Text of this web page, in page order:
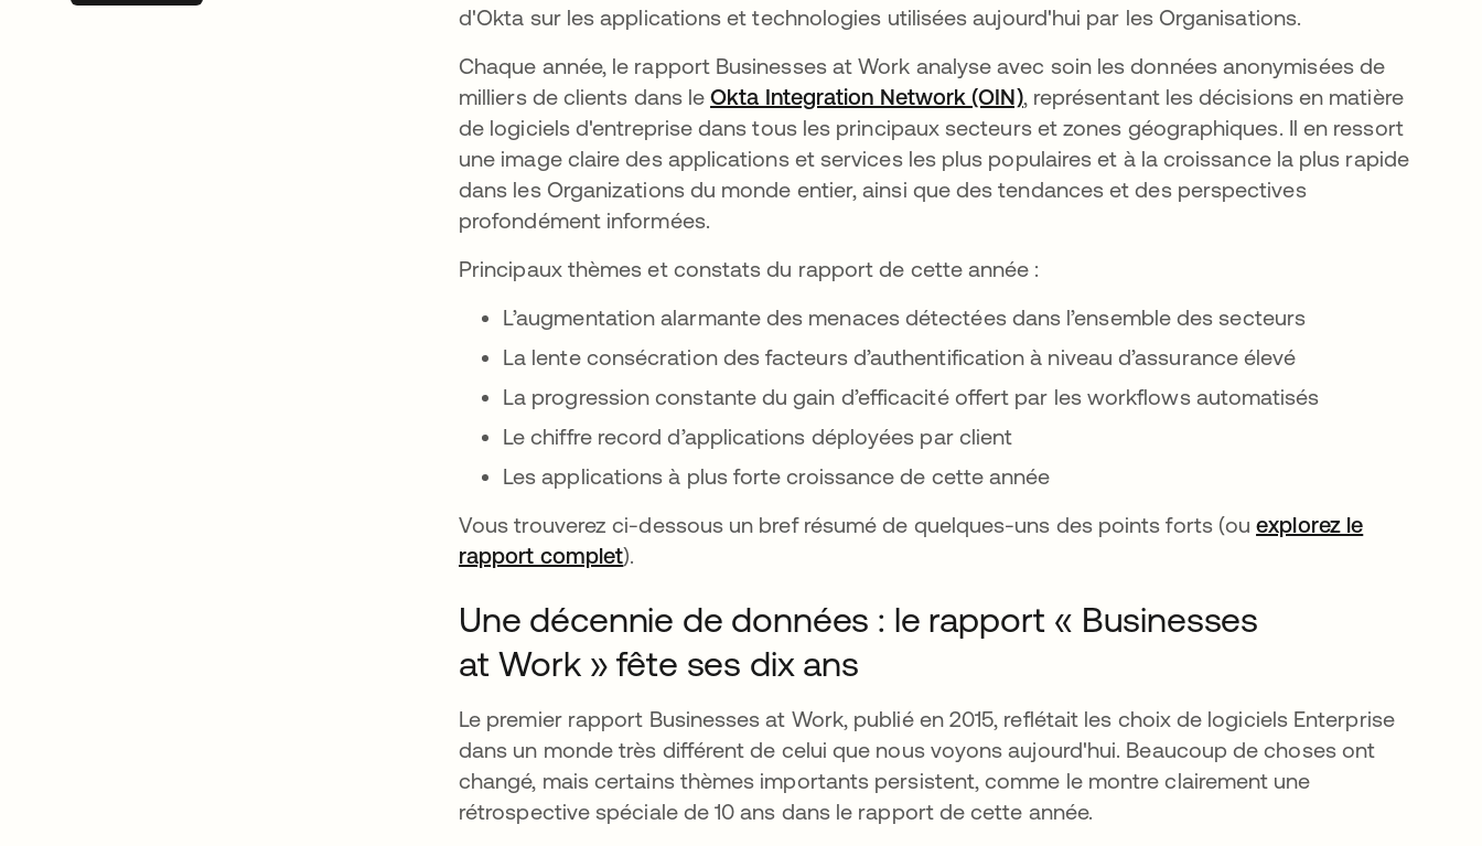
d'Okta sur les applications et technologies utilisées aujourd'hui par les Organisations.
Chaque année, le rapport Businesses at Work analyse avec soin les données anonymisées de
milliers de clients dans leOkta Integration Network (OIN), représentant les décisions en matière
de logiciels d'entreprise dans tous les principaux secteurs et zones géographiques. Il en ressort
une image claire des applications et services les plus populaires et à la croissance la plus rapide
dans les Organizations du monde entier, ainsi que des tendances et des perspectives
profondément informées.
Principaux thèmes et constats du rapport de cette année :
L’augmentation alarmante des menaces détectées dans l’ensemble des secteurs
La lente consécration des facteurs d’authentification à niveau d’assurance élevé
La progression constante du gain d’efficacité offert par les workflows automatisés
Le chiffre record d’applications déployées par client
Les applications à plus forte croissance de cette année
Vous trouverez ci-dessous un bref résumé de quelques-uns des points forts (ouexplorez le
rapport complet).
Une décennie de données : le rapport « Businesses
at Work » fête ses dix ans
Le premier rapport Businesses at Work, publié en 2015, reflétait les choix de logiciels Enterprise
dans un monde très différent de celui que nous voyons aujourd'hui. Beaucoup de choses ont
changé, mais certains thèmes importants persistent, comme le montre clairement une
rétrospective spéciale de 10 ans dans le rapport de cette année.